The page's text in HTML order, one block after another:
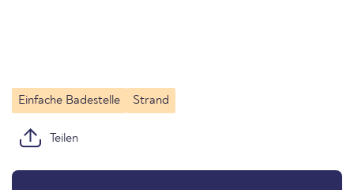
Einfache Badestelle Strand
Teilen